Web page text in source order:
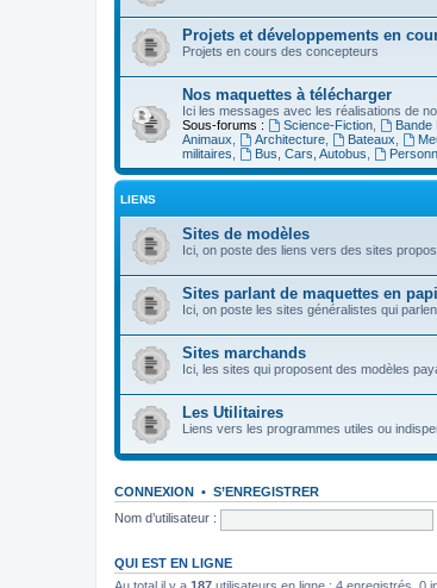
Projets et développements en
Projets en cours des concepteurs
Nos maquettes à télécharger
Ici les messages avec les réalisations de
Sous-forums :
Science-Fiction, Bande
Animaux
Architecture, Bateaux
militaires
Bus, Cars, Autobus
LIENS
Sites de modèles
Ici, on poste des liens vers des sites
Sites parlant de maquettes en
Ici, on poste les sites généralistes qui
Sites marchands
Ici, les sites qui proposent des modèles
Les Utilitaires
Liens vers les programmes utiles ou
CONNEXION • S’ENREGISTRER
Nom d’utilisateur :
QUI EST EN LIGNE
Au total il y a 187 utilisateurs en ligne : 4 enregistrés, 0